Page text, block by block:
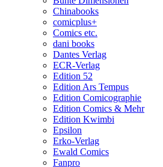
Chinabooks
comicplus+
Comics etc.
dani books
Dantes Verlag
ECR-Verlag
Edition 52
Edition Ars Tempus
Edition Comicographie
Edition Comics & Mehr
Edition Kwimbi
Epsilon
Erko-Verlag
Ewald Comics
Fanpro